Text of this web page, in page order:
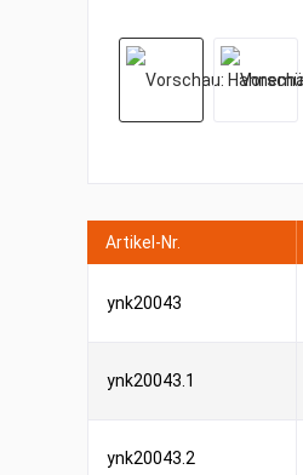
Artikel-Nr.
ynk20043
ynk20043.1
ynk20043.2